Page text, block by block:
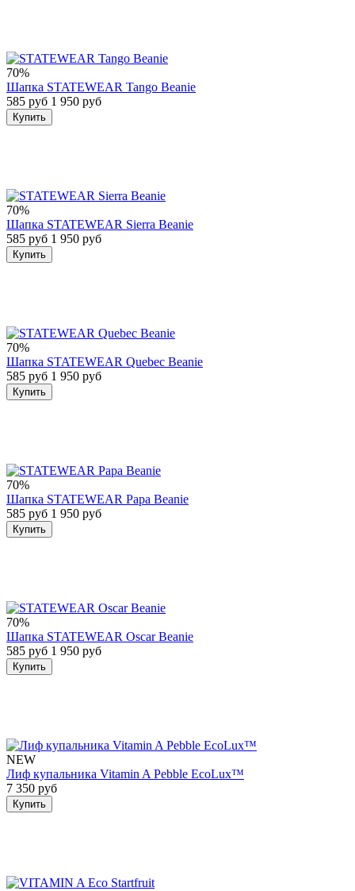
70%
Шапка STATEWEAR Tango Beanie
585 руб 1 950 руб
Купить
70%
Шапка STATEWEAR Sierra Beanie
585 руб 1 950 руб
Купить
70%
Шапка STATEWEAR Quebec Beanie
585 руб 1 950 руб
Купить
70%
Шапка STATEWEAR Papa Beanie
585 руб 1 950 руб
Купить
70%
Шапка STATEWEAR Oscar Beanie
585 руб 1 950 руб
Купить
NEW
Лиф купальника Vitamin A Pebble EcoLux™
7 350 руб
Купить